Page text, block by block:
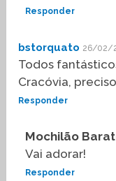
Responder
bstorquato 26/02/
Todos
Cracóvia,
Responder
Mochilão
Vai adorar!
Responder